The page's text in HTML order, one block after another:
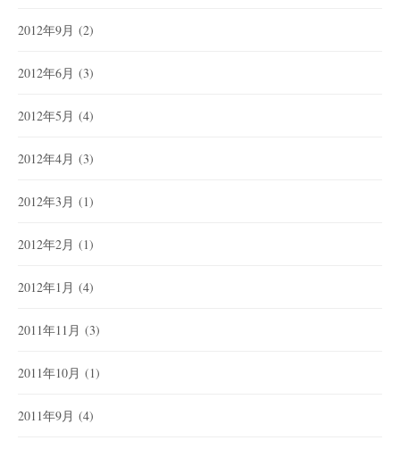
2012年9月 (2)
2012年6月 (3)
2012年5月 (4)
2012年4月 (3)
2012年3月 (1)
2012年2月 (1)
2012年1月 (4)
2011年11月 (3)
2011年10月 (1)
2011年9月 (4)